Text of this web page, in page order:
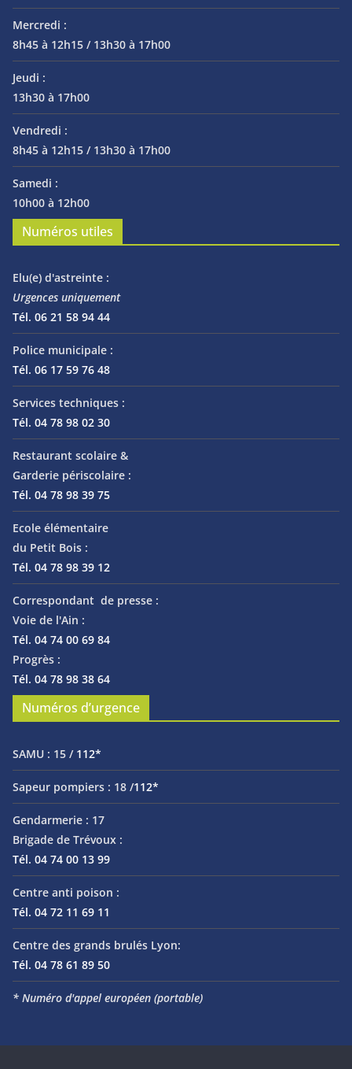
Mercredi :
8h45 à 12h15 / 13h30 à 17h00
Jeudi :
13h30 à 17h00
Vendredi :
8h45 à 12h15 / 13h30 à 17h00
Samedi :
10h00 à 12h00
Numéros utiles
Elu(e) d'astreinte :
Urgences uniquement
Tél. 06 21 58 94 44
Police municipale :
Tél. 06 17 59 76 48
Services techniques :
Tél. 04 78 98 02 30
Restaurant scolaire &
Garderie périscolaire :
Tél. 04 78 98 39 75
Ecole élémentaire
du Petit Bois :
Tél. 04 78 98 39 12
Correspondant de presse :
Voie de l'Ain :
Tél. 04 74 00 69 84
Progrès :
Tél. 04 78 98 38 64
Numéros d’urgence
SAMU : 15 / 112*
Sapeur pompiers : 18 /112*
Gendarmerie : 17
Brigade de Trévoux :
Tél. 04 74 00 13 99
Centre anti poison :
Tél. 04 72 11 69 11
Centre des grands brulés Lyon:
Tél. 04 78 61 89 50
* Numéro d'appel européen (portable)